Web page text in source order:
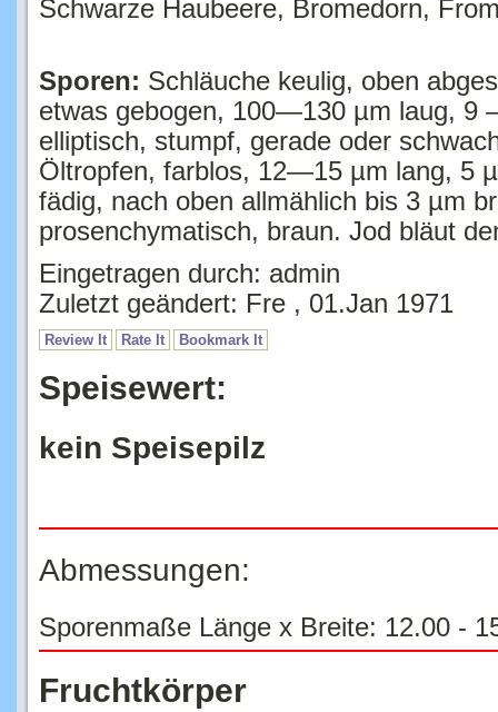
etwas gebogen, 100—130 µm laug, 9
elliptisch, stumpf, gerade oder
Öltropfen, farblos, 12—15 µm lang, 5
fädig, nach oben allmählich bis 3 µm
prosenchymatisch, braun. Jod bläut
Eingetragen durch: admin
Zuletzt geändert: Fre , 01.Jan 1971
Rate It
Speisewert:
kein Speisepilz
Abmessungen:
Fruchtkörper